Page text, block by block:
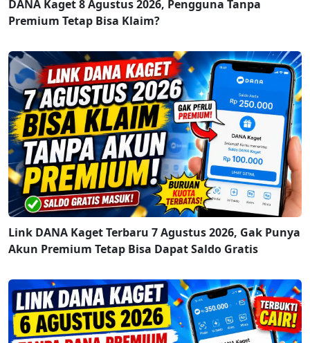
DANA Kaget 8 Agustus 2026, Pengguna Tanpa
Premium Tetap Bisa Klaim?
Link DANA Kaget Terbaru 7 Agustus 2026, Gak Punya
Akun Premium Tetap Bisa Dapat Saldo Gratis